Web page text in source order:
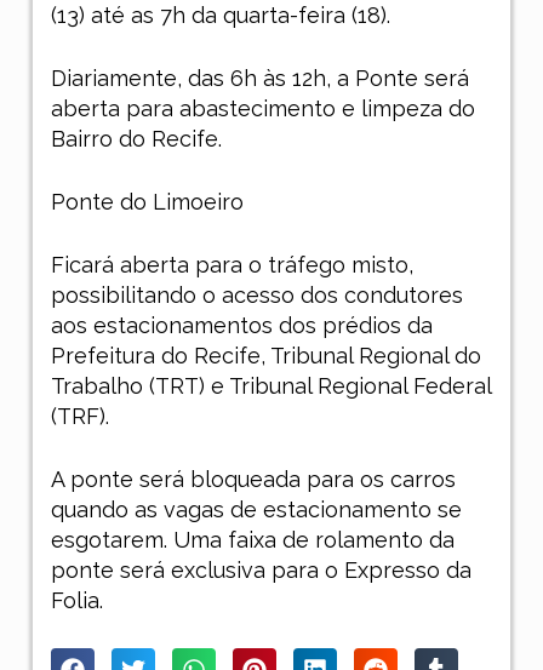
(13) até as 7h da quarta-feira (18).
Diariamente, das 6h às 12h, a Ponte será
aberta para abastecimento e limpeza do
Bairro do Recife.
Ponte do Limoeiro
Ficará aberta para o tráfego misto,
possibilitando o acesso dos condutores
aos estacionamentos dos prédios da
Prefeitura do Recife, Tribunal Regional do
Trabalho (TRT) e Tribunal Regional Federal
(TRF).
A ponte será bloqueada para os carros
quando as vagas de estacionamento se
esgotarem. Uma faixa de rolamento da
ponte será exclusiva para o Expresso da
Folia.